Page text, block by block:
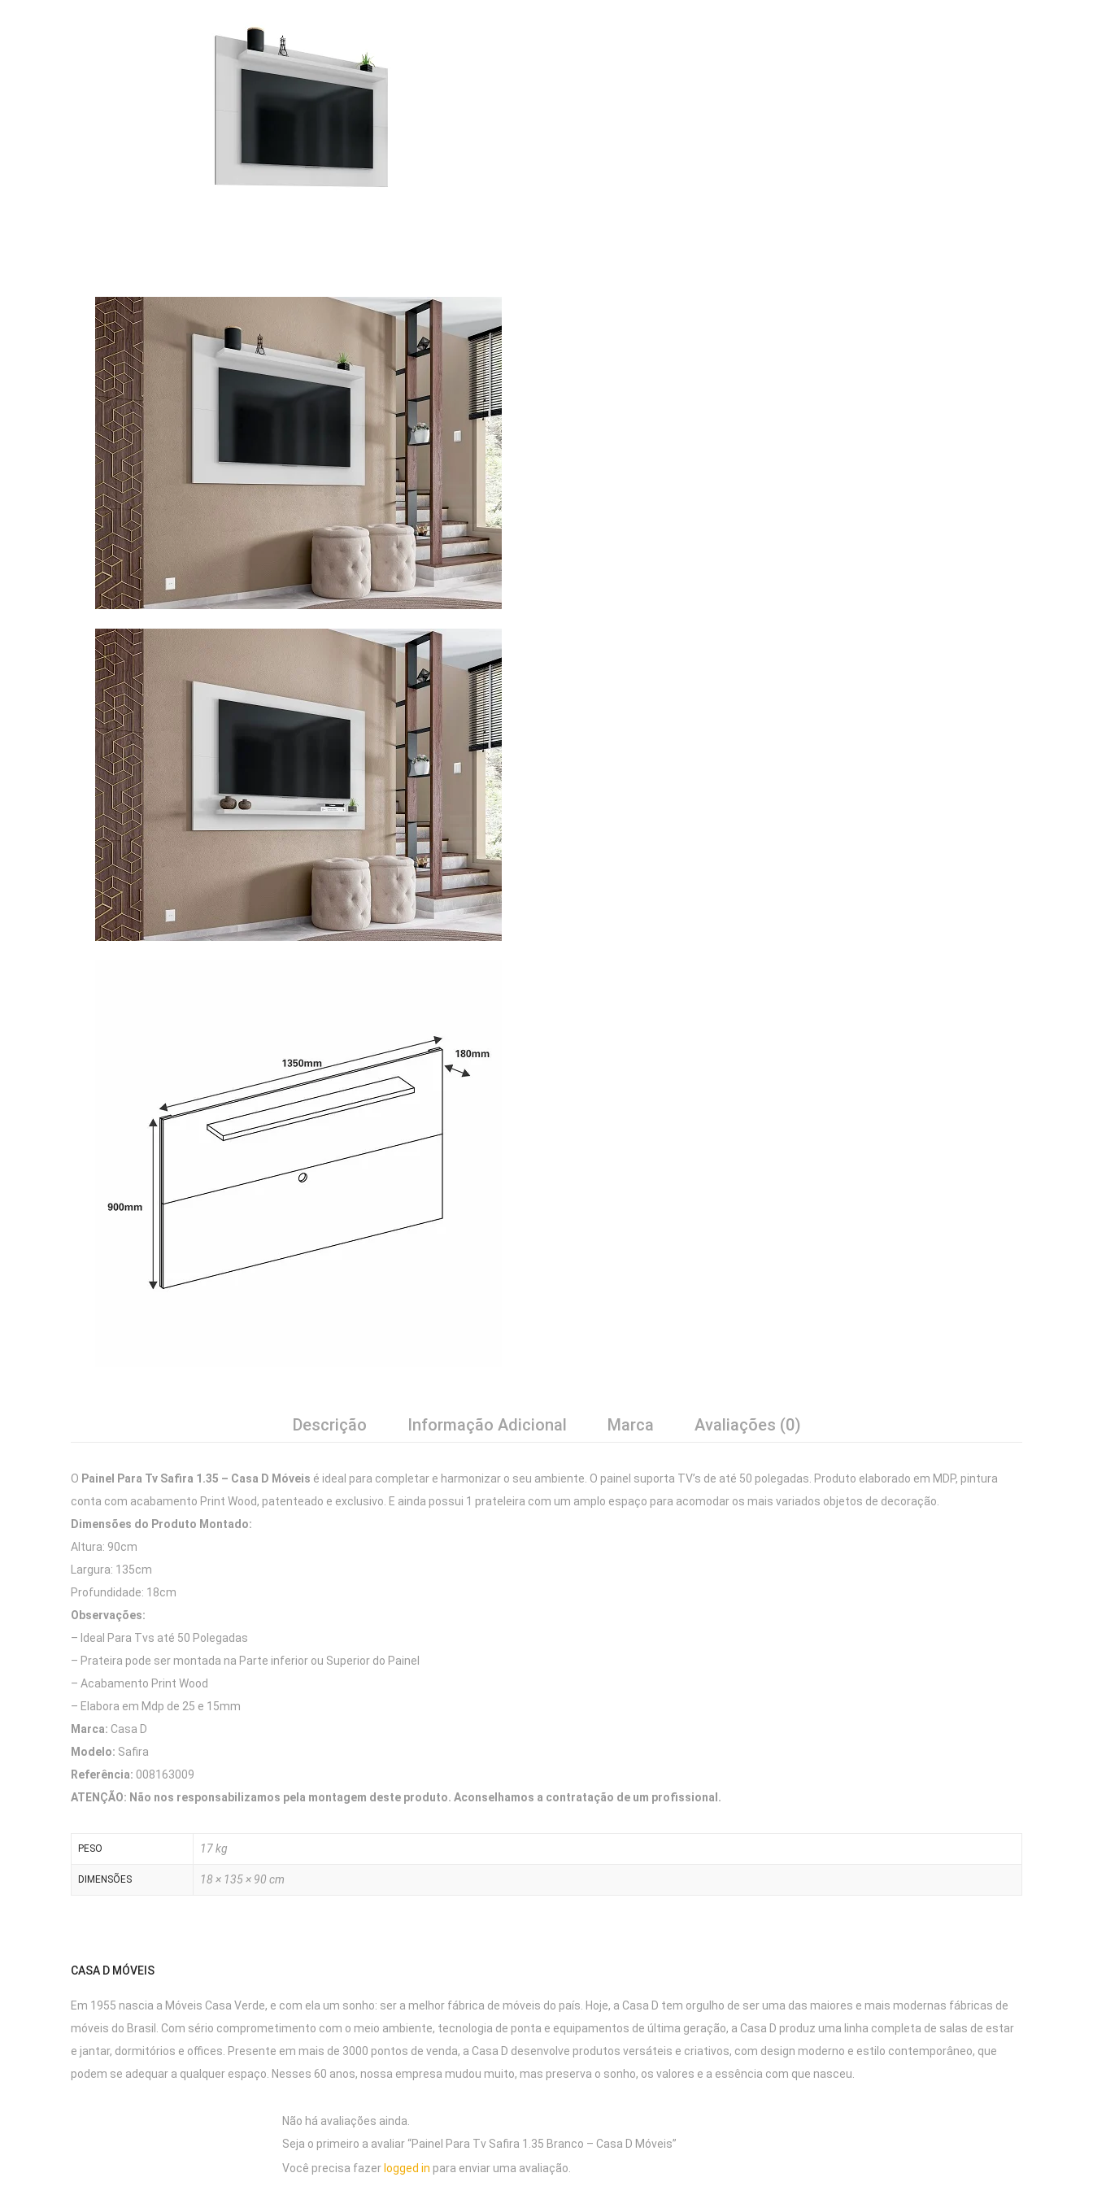
Descrição Informação Adicional Marca Avaliações (0)
O Painel Para Tv Safira 1.35 – Casa D Móveis é ideal para completar e harmonizar o seu ambiente. O painel suporta TV’s de até 50 polegadas. Produto elaborado em MDP, pintura
conta com acabamento Print Wood, patenteado e exclusivo. E ainda possui 1 prateleira com um amplo espaço para acomodar os mais variados objetos de decoração.
Dimensões do Produto Montado:
Altura: 90cm
Largura: 135cm
Profundidade: 18cm
Observações:
– Ideal Para Tvs até 50 Polegadas
– Prateira pode ser montada na Parte inferior ou Superior do Painel
– Acabamento Print Wood
– Elabora em Mdp de 25 e 15mm
Marca: Casa D
Modelo: Safira
Referência: 008163009
ATENÇÃO: Não nos responsabilizamos pela montagem deste produto. Aconselhamos a contratação de um profissional.
PESO 17 kg
DIMENSÕES 18 × 135 × 90 cm
CASA D MÓVEIS
Em 1955 nascia a Móveis Casa Verde, e com ela um sonho: ser a melhor fábrica de móveis do país. Hoje, a Casa D tem orgulho de ser uma das maiores e mais modernas fábricas de
móveis do Brasil. Com sério comprometimento com o meio ambiente, tecnologia de ponta e equipamentos de última geração, a Casa D produz uma linha completa de salas de estar
e jantar, dormitórios e offices. Presente em mais de 3000 pontos de venda, a Casa D desenvolve produtos versáteis e criativos, com design moderno e estilo contemporâneo, que
podem se adequar a qualquer espaço. Nesses 60 anos, nossa empresa mudou muito, mas preserva o sonho, os valores e a essência com que nasceu.
Não há avaliações ainda.
Seja o primeiro a avaliar “Painel Para Tv Safira 1.35 Branco – Casa D Móveis”
Você precisa fazer logged in para enviar uma avaliação.